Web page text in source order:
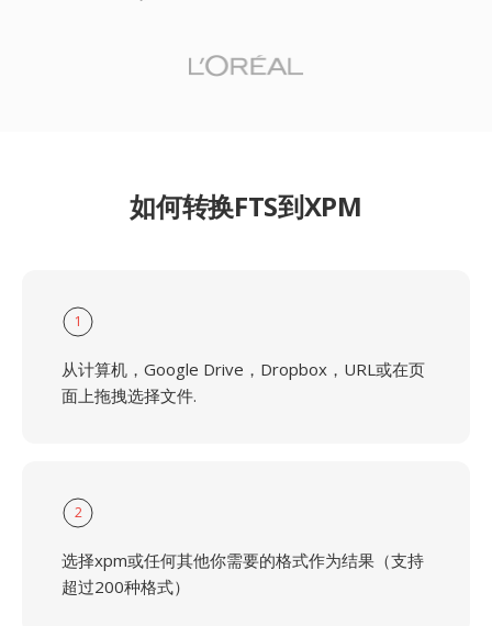
如何转换FTS到XPM
1
从计算机，Google Drive，Dropbox，URL或在页
面上拖拽选择文件.
2
选择xpm或任何其他你需要的格式作为结果（支持
超过200种格式）